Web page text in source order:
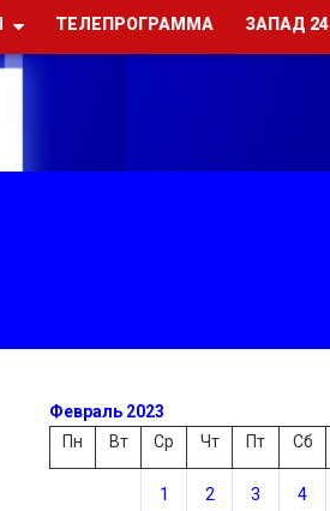
ТЕЛЕПРОГРАММА ЗАПАД 24
Февраль 2023
Пн
Вт Ср Чт Пт Сб
1 2 3 4